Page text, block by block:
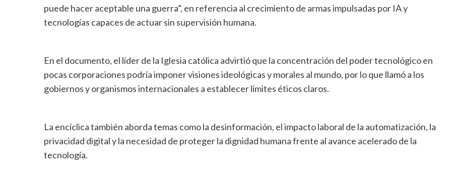
puede hacer aceptable una guerra”, en referencia al crecimiento de armas impulsadas por IA y
tecnologías capaces de actuar sin supervisión humana.
En el documento, el líder de la Iglesia católica advirtió que la concentración del poder tecnológico en
pocas corporaciones podría imponer visiones ideológicas y morales al mundo, por lo que llamó a los
gobiernos y organismos internacionales a establecer límites éticos claros.
La encíclica también aborda temas como la desinformación, el impacto laboral de la automatización, la
privacidad digital y la necesidad de proteger la dignidad humana frente al avance acelerado de la
tecnología.